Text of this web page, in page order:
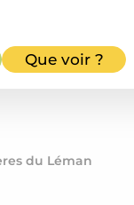
Que voir ?
du Léman